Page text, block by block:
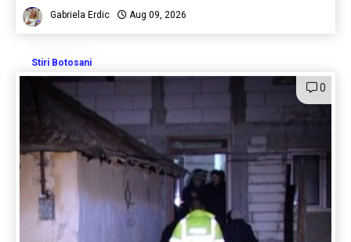
Gabriela Erdic Aug 09, 2026
Stiri Botosani
0